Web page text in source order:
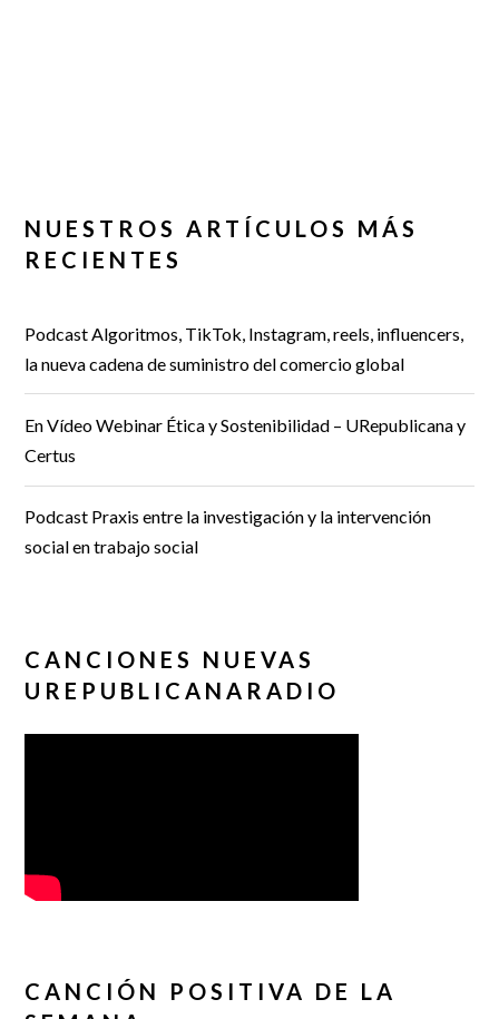
NUESTROS ARTÍCULOS MÁS
RECIENTES
Podcast Algoritmos, TikTok, Instagram, reels, influencers,
la nueva cadena de suministro del comercio global
En Vídeo Webinar Ética y Sostenibilidad – URepublicana y
Certus
Podcast Praxis entre la investigación y la intervención
social en trabajo social
CANCIONES NUEVAS
UREPUBLICANARADIO
CANCIÓN POSITIVA DE LA